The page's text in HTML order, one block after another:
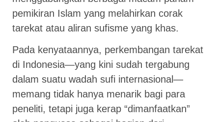
pemikiran Islam yang melahirkan corak
tarekat atau aliran sufisme yang khas.
Pada kenyataannya, perkembangan tarekat
di Indonesia—yang kini sudah tergabung
dalam suatu wadah sufi internasional—
memang tidak hanya menarik bagi para
peneliti, tetapi juga kerap “dimanfaatkan”